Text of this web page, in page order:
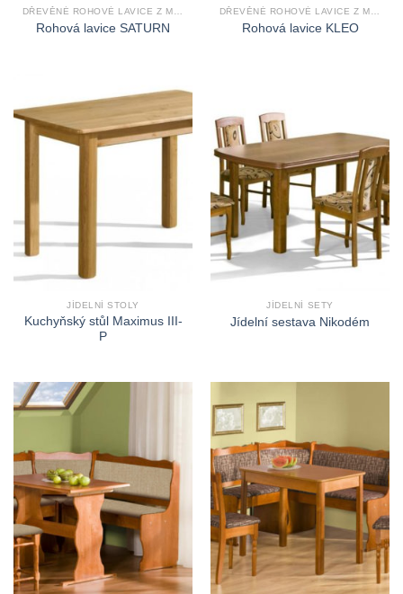
DŘEVĚNÉ ROHOVÉ LAVICE Z MASIVU
Rohová lavice SATURN
DŘEVĚNÉ ROHOVÉ LAVICE Z MASIVU
Rohová lavice KLEO
JÍDELNÍ STOLY
Kuchyňský stůl Maximus III-
P
JÍDELNÍ SETY
Jídelní sestava Nikodém